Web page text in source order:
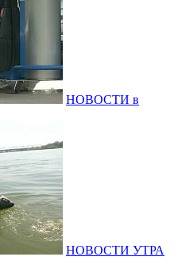
НОВОСТИ в
НОВОСТИ УТРА